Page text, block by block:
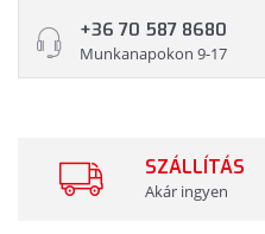
+36 70 587 8680
Munkanapokon 9-17
SZÁLLÍTÁS
Akár ingyen